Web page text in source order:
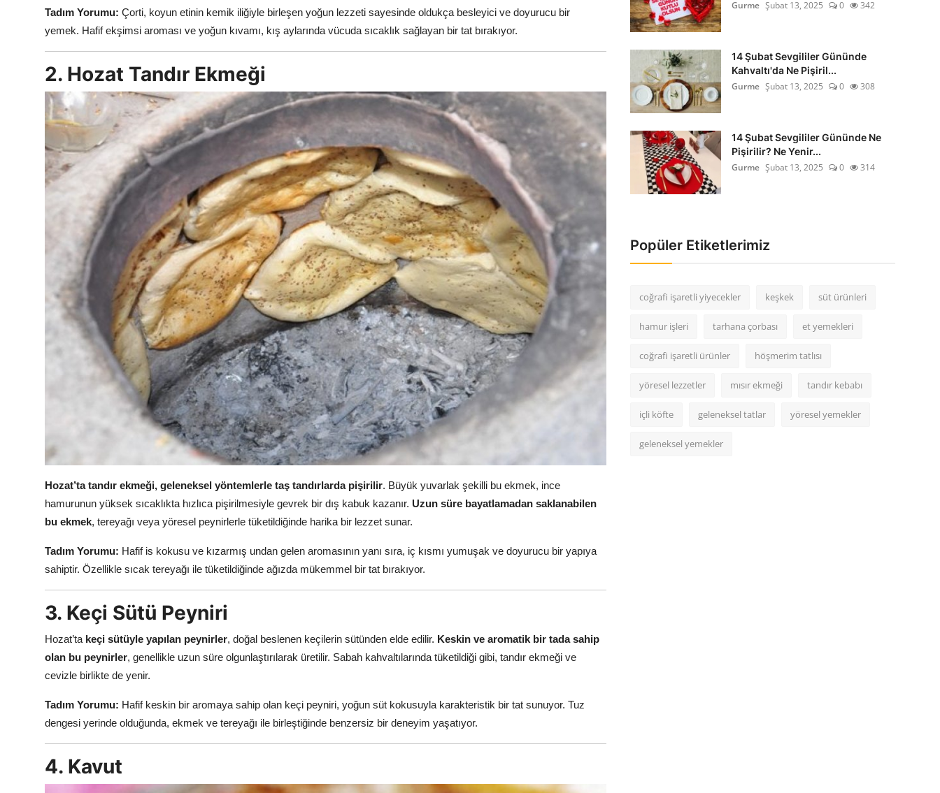
Tadım Yorumu: Çorti, koyun etinin kemik iliğiyle birleşen yoğun lezzeti sayesinde oldukça besleyici ve doyurucu bir
yemek. Hafif ekşimsi aroması ve yoğun kıvamı, kış aylarında vücuda sıcaklık sağlayan bir tat bırakıyor.
2. Hozat Tandır Ekmeği
Hozat’ta tandır ekmeği, geleneksel yöntemlerle taş tandırlarda pişirilir. Büyük yuvarlak şekilli bu ekmek, ince
hamurunun yüksek sıcaklıkta hızlıca pişirilmesiyle gevrek bir dış kabuk kazanır. Uzun süre bayatlamadan saklanabilen
bu ekmek, tereyağı veya yöresel peynirlerle tüketildiğinde harika bir lezzet sunar.
Tadım Yorumu: Hafif is kokusu ve kızarmış undan gelen aromasının yanı sıra, iç kısmı yumuşak ve doyurucu bir yapıya
sahiptir. Özellikle sıcak tereyağı ile tüketildiğinde ağızda mükemmel bir tat bırakıyor.
3. Keçi Sütü Peyniri
Hozat’ta keçi sütüyle yapılan peynirler, doğal beslenen keçilerin sütünden elde edilir. Keskin ve aromatik bir tada sahip
olan bu peynirler, genellikle uzun süre olgunlaştırılarak üretilir. Sabah kahvaltılarında tüketildiği gibi, tandır ekmeği ve
cevizle birlikte de yenir.
Tadım Yorumu: Hafif keskin bir aromaya sahip olan keçi peyniri, yoğun süt kokusuyla karakteristik bir tat sunuyor. Tuz
dengesi yerinde olduğunda, ekmek ve tereyağı ile birleştiğinde benzersiz bir deneyim yaşatıyor.
4. Kavut
Gurme Şubat 13, 2025 0 342
14 Şubat Sevgililer Gününde
Kahvaltı'da Ne Pişiril...
Gurme Şubat 13, 2025 0 308
14 Şubat Sevgililer Gününde Ne
Pişirilir? Ne Yenir...
Gurme Şubat 13, 2025 0 314
Popüler Etiketlerimiz
coğrafi işaretli yiyecekler keşkek süt ürünleri
hamur işleri tarhana çorbası et yemekleri
coğrafi işaretli ürünler höşmerim tatlısı
yöresel lezzetler mısır ekmeği tandır kebabı
içli köfte geleneksel tatlar yöresel yemekler
geleneksel yemekler